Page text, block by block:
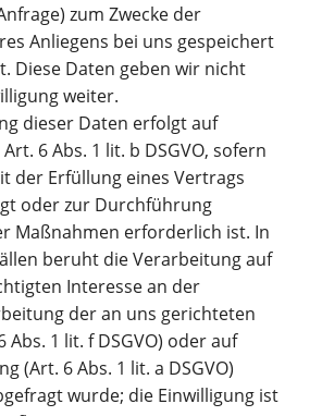
zum Zwecke der
Anliegens bei uns gespeichert
Diese Daten geben wir nicht
weiter.
dieser Daten erfolgt auf
6 Abs. 1 lit. b DSGVO, sofern
der Erfüllung eines Vertrags
oder zur Durchführung
Maßnahmen erforderlich ist. In
beruht die Verarbeitung auf
Interesse an der
der an uns gerichteten
Abs. 1 lit. f DSGVO) oder auf
(Art. 6 Abs. 1 lit. a DSGVO)
wurde; die Einwilligung ist